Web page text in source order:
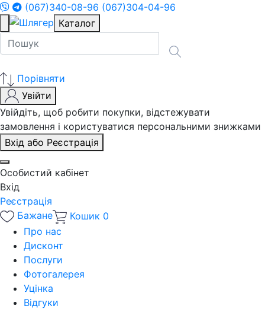
(067)340-08-96 (067)304-04-96
Каталог
Порівняти
Увійти
Увійдіть, щоб робити покупки, відстежувати
замовлення і користуватися персональними знижками
Вхід або Реєстрація
Особистий кабінет
Вхід
Реєстрація
Бажане
Кошик 0
Про нас
Дисконт
Послуги
Фотогалерея
Уцінка
Відгуки